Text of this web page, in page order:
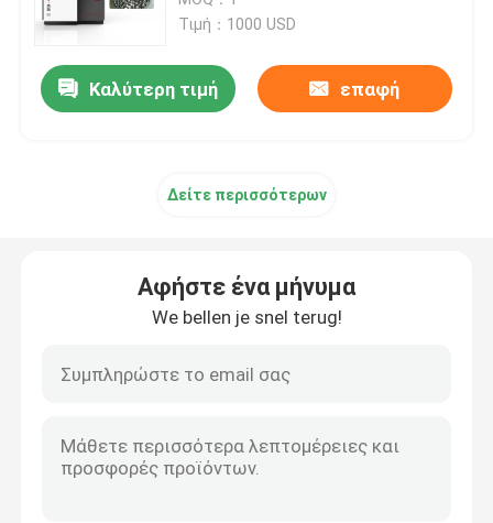
Ιατρικός τρισδιάστατος εκτυπωτής
Συμπυκνώνοντας μηχανή λέιζερ
Τιμή：1000 USD
Καλύτερη τιμή επαφή
Δείτε περισσότερων
Αφήστε ένα μήνυμα
We bellen je snel terug!